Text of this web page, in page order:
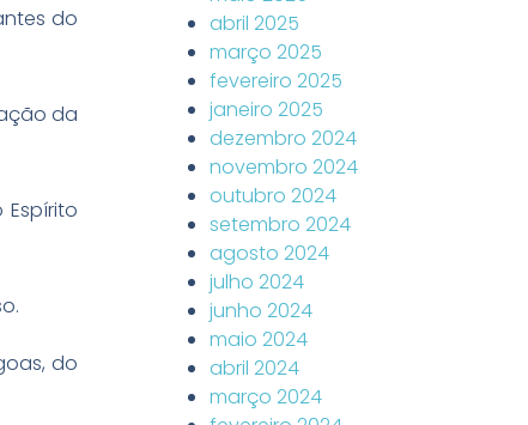
do
da
do
abril 2025
março 2025
fevereiro 2025
janeiro 2025
dezembro 2024
novembro 2024
outubro 2024
setembro 2024
agosto 2024
julho 2024
junho 2024
maio 2024
abril 2024
março 2024